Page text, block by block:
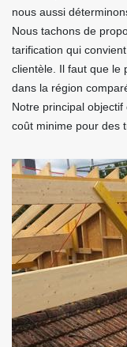
nous aussi
Nous tachons de
tarification qui
clientèle. Il faut que le
dans la région
Notre principal objectif
coût minime pour des